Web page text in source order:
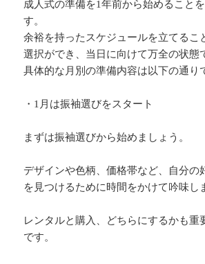
成人式の準備を1年前から始めること
す。
余裕を持ったスケジュールを立てるこ
選択ができ、当日に向けて万全の状態
具体的な月別の準備内容は以下の通り
・1月は振袖選びをスタート
まずは振袖選びから始めましょう。
デザインや色柄、価格帯など、自分の
を見つけるために時間をかけて吟味し
レンタルと購入、どちらにするかも重
です。